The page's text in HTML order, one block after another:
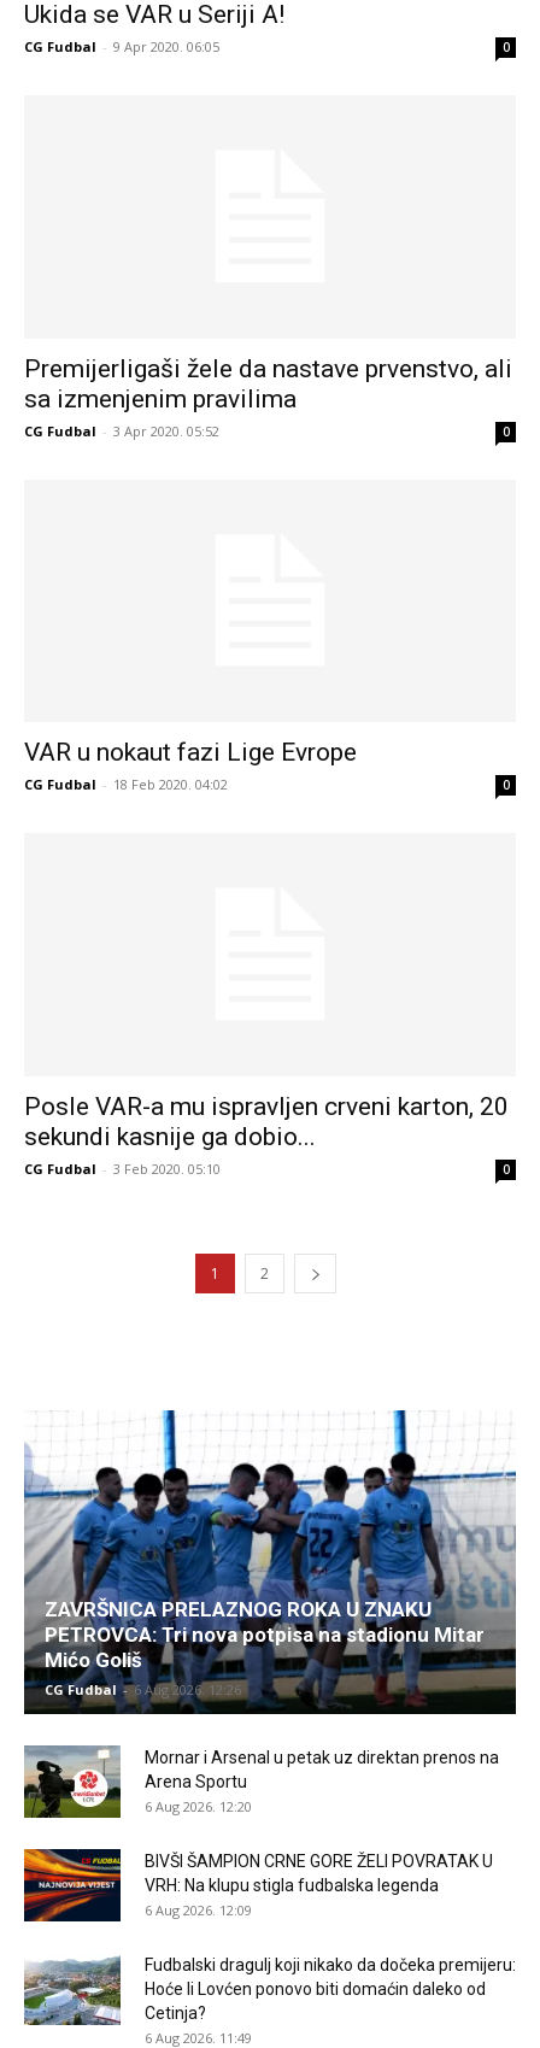
Ukida se VAR u Seriji A!
CG Fudbal - 9 Apr 2020. 06:05 0
Premijerligaši žele da nastave prvenstvo, ali
sa izmenjenim pravilima
CG Fudbal - 3 Apr 2020. 05:52 0
VAR u nokaut fazi Lige Evrope
CG Fudbal - 18 Feb 2020. 04:02 0
Posle VAR-a mu ispravljen crveni karton, 20
sekundi kasnije ga dobio...
CG Fudbal - 3 Feb 2020. 05:10 0
1 2
ZAVRŠNICA PRELAZNOG ROKA U ZNAKU
PETROVCA: Tri nova potpisa na stadionu Mitar
Mićo Goliš
CG Fudbal - 6 Aug 2026. 12:26
Mornar i Arsenal u petak uz direktan prenos na
Arena Sportu
6 Aug 2026. 12:20
BIVŠI ŠAMPION CRNE GORE ŽELI POVRATAK U
VRH: Na klupu stigla fudbalska legenda
6 Aug 2026. 12:09
Fudbalski dragulj koji nikako da dočeka premijeru:
Hoće li Lovćen ponovo biti domaćin daleko od
Cetinja?
6 Aug 2026. 11:49